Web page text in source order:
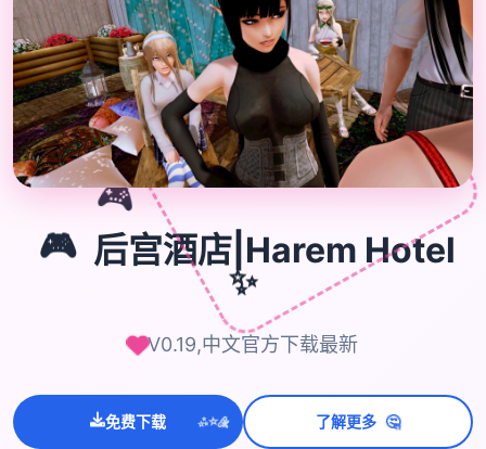
🎮
🎮 后宫酒店|Harem Hotel
✨
V0.19,中文官方下载最新
免费下载 ✨⭐💫 了解更多 🤔